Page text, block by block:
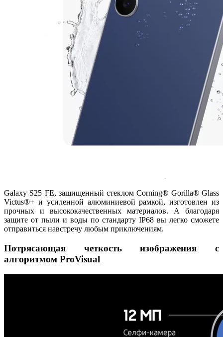
Galaxy S25 FE, защищенный стеклом Corning® Gorilla® Glass
Victus®+ и усиленной алюминиевой рамкой, изготовлен из
прочных и высококачественных материалов. А благодаря
защите от пыли и воды по стандарту IP68 вы легко сможете
отправиться навстречу любым приключениям.
Потрясающая четкость изображения с
алгоритмом ProVisual